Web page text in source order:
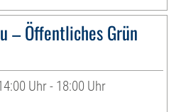
– Öffentliches Grün
Uhr - 18:00 Uhr